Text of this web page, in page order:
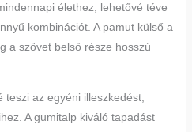
élethez, lehetővé téve
kombinációt. A pamut külső a
a szövet belső része hosszú
teszi az egyéni illeszkedést,
A gumitalp kiváló tapadást